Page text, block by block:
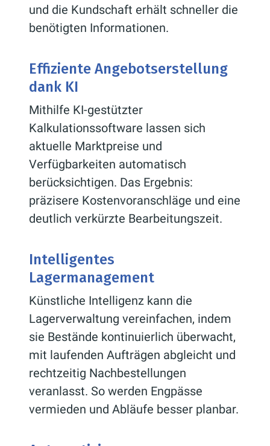
und die Kundschaft erhält schneller die
benötigten Informationen.
Effiziente Angebotserstellung
dank KI
Mithilfe KI-gestützter
Kalkulationssoftware lassen sich
aktuelle Marktpreise und
Verfügbarkeiten automatisch
berücksichtigen. Das Ergebnis:
präzisere Kostenvoranschläge und eine
deutlich verkürzte Bearbeitungszeit.
Intelligentes
Lagermanagement
Künstliche Intelligenz kann die
Lagerverwaltung vereinfachen, indem
sie Bestände kontinuierlich überwacht,
mit laufenden Aufträgen abgleicht und
rechtzeitig Nachbestellungen
veranlasst. So werden Engpässe
vermieden und Abläufe besser planbar.